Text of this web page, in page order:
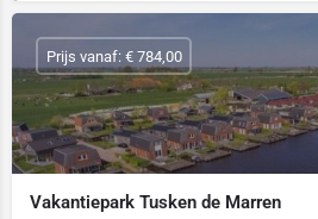
Vakantiepark Tusken de Marren
Prijs vanaf: € 784,00